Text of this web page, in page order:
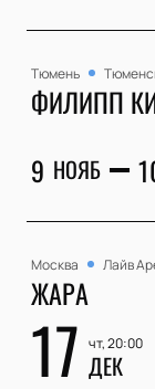
Тюмень
ФИЛИПП
9 НОЯБ
Москва Лайв
ЖАРА
17 чт, 20:00
ДЕК